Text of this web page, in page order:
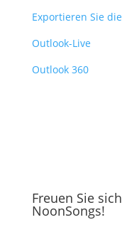
Exportieren Sie
Outlook-Live
Outlook 360
Freuen Sie
NoonSongs!